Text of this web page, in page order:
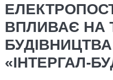
ВПЛИВАЄ НА
«ІНТЕРГАЛ-